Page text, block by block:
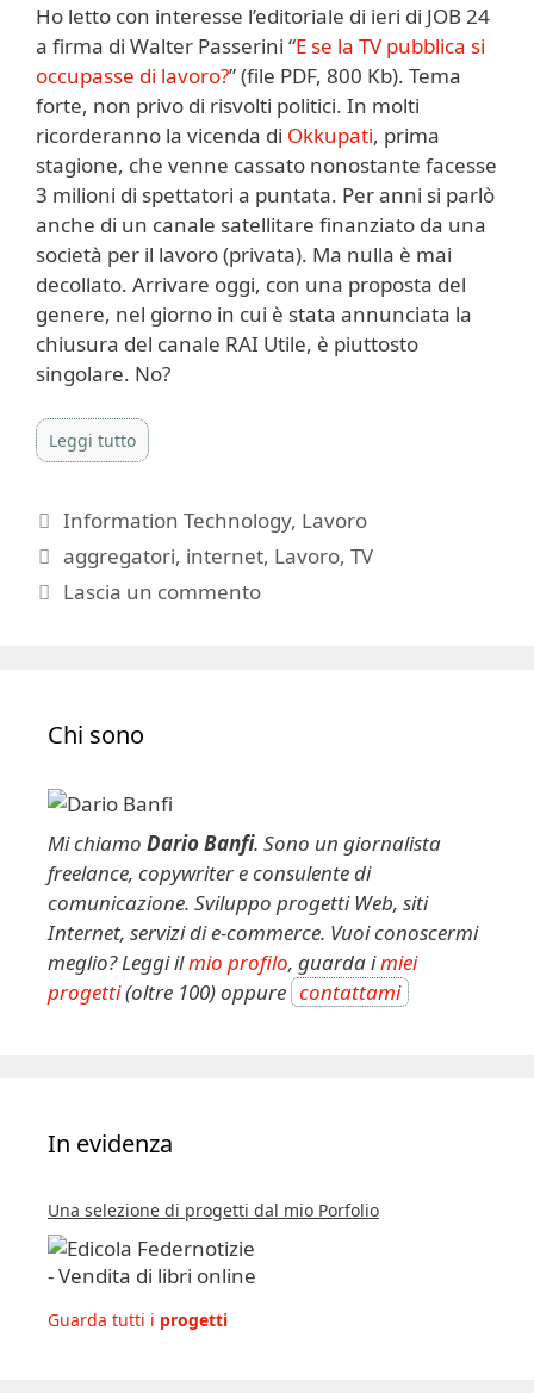
Ho letto con interesse l’editoriale di ieri di JOB 24
a firma di Walter Passerini “E se la TV pubblica si
occupasse di lavoro?” (file PDF, 800 Kb). Tema
forte, non privo di risvolti politici. In molti
ricorderanno la vicenda di Okkupati, prima
stagione, che venne cassato nonostante facesse
3 milioni di spettatori a puntata. Per anni si parlò
anche di un canale satellitare finanziato da una
società per il lavoro (privata). Ma nulla è mai
decollato. Arrivare oggi, con una proposta del
genere, nel giorno in cui è stata annunciata la
chiusura del canale RAI Utile, è piuttosto
singolare. No?
Leggi tutto
Categorie
Information Technology, Lavoro
Tag
aggregatori, internet, Lavoro,TV
Lascia un commento
Chi sono
Mi chiamo Dario Banfi. Sono un giornalista
freelance, copywriter e consulente di
comunicazione. Sviluppo progetti Web, siti
Internet, servizi di e-commerce. Vuoi conoscermi
meglio? Leggi ilmio profilo, guarda imiei
progetti(oltre 100) oppure contattami
In evidenza
Una selezione di progetti dal mio Porfolio
Guarda tutti i progetti